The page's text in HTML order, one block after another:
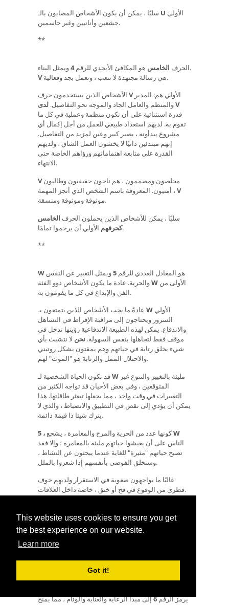
This website uses cookies to ensure you get
the best experience on our website.
Learn more
Got it!
U
جشعين وأنانيين وغير حاسمين.
**
الحرف الخامس هو المكافئ الأبجدي للرقم4
ويمثل البناء.
V
هي رسالة مجتهدة لا تتعب ، وتعمل بجد وفعالية.
Vالأولي هم: المدير
والمنظم والعامل الجاد والموجه نحو التفاصيل.لدى V
قدرة استثنائية على أن تكون منظمة وعملية في كل ما
تقوم به. لديهم استعداد طبيعي للعمل من أجل إكمال أي
مشروع يبدأونه ، بصبر كبير وعين لمزيد من التفاصيل.
إنهم مبتدئين ذاتيًا لا يخشون العمل الشاق ، ولديهم
القدرة على متابعة اهتماماتهم ورؤاهم الخاصة حتى
الانتهاء.
Vمخلصون ومصممون ، هم ناجون حقيقيون وطالبون
أمنيون. المعروفة باسم الشخص الذي أنجز المهمة ، V
موثوقة وموثوقة ومتسقة.
سلبًا ، يمكن للأشخاص الذين يحملون الحرف الخامس
كحرفهمالأولي أن يرحموا تمامًا.
**
W هو المعادل العددي للرقم 5ويمثل التعبير عن النفس
W
الفن والإبداع في كل ما يقومون به.
W
السرور ويحتاجون إلى مراقبة الإفراط في التساهل
والاندفاع. يمكن لهذه الطبيعة الاندفاعية رؤيتها تدخل في
موقف فقط لتجاهلها بنفس السهولة. نحن لا نتشبث بأي
شيء يخلق رتابة في حياتهم وهم يمقتون بشكل روتيني
والاحتلال الممل والرتابة هو "الموت" لهم.
W
المتوقعين ، وفي بعض الأحيان قد تواجه الكثير من
التغييرات في وقت واحد ، مما يجعلها تبعثر طاقاتها. هذا
يمكن أن يؤدي إلى نقص في التطبيق والانضباط ، والذي لا
يترك شيئا ذا قيمة دائمة.
5 ،
كونها عدد من الحرية والمرح والمغامرة ، يشجعW
الناس على أن يعيشوا حياتهم مليئة بالمغامرة ؛ وإلا فقد
تصبح حياتهم "مثيرة" للغاية عندما يبحثون عن النشاط ،
وستخلق الفوضى بأنفسهم إذا شعروا بالملل.
غالبًا ما يواجهون صعوبة في الاستقرار ولديهم خوف
فطري من الوقوع في فخ أو خنق ، خاصة داخل العلاقات.
جشعين ويتحملون الكثير من المخاطر غير الضرورية.
**
الحرفX هو المكافئ الأبجدي للرقم6، والذي يمثل
نكران الذات والحب والجنس. عادة ما يكون الأشخاص
الذين لديهم الحرفX
يرمز الرقم6إلى مبدأ الرعاية والعناية والوئام ، مما يمنح